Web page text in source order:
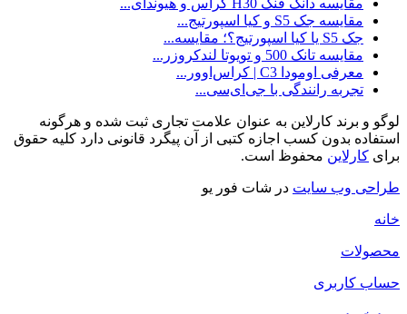
مقایسه دانگ فنگ H30 کراس و هیوندای...
مقایسه جک S5 و کیا اسپورتیج...
جک S5 یا کیا اسپورتیج؟؛ مقایسه...
مقایسه تانک 500 و تویوتا لندکروزر...
معرفی اومودا C3 | کراس‌اوور...
تجربه‌ رانندگی با جی‌ای‌سی...
لوگو و برند کارلاین به عنوان علامت تجاری ثبت شده و هرگونه
استفاده بدون کسب اجازه کتبی از آن پیگرد قانونی دارد کلیه حقوق
برای کارلاین محفوظ است.
طراحی وب سایت در شات فور یو
خانه
محصولات
حساب کاربری